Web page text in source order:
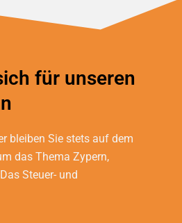
für unseren
bleiben Sie stets auf dem
das Thema Zypern,
Steuer- und